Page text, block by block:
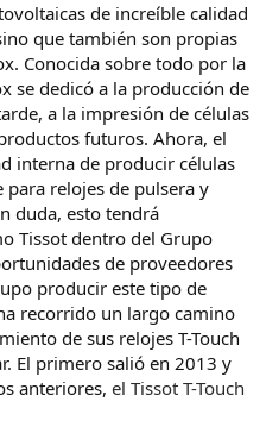
de increíble calidad
que también son propias
Conocida sobre todo por la
se dedicó a la producción de
a la impresión de células
futuros. Ahora, el
interna de producir células
para relojes de pulsera y
duda, esto tendrá
Tissot dentro del Grupo
de proveedores
producir este tipo de
recorrido un largo camino
de sus relojes T-Touch
El primero salió en 2013 y
anteriores, el Tissot T-Touch